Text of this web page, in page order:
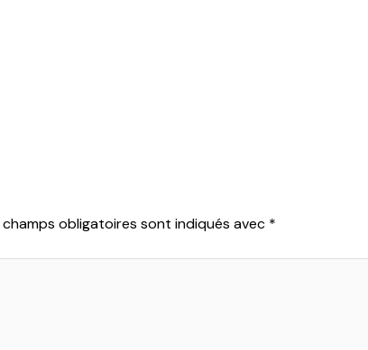
champs obligatoires sont indiqués avec *